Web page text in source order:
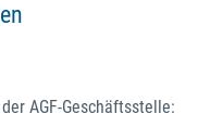
AGF-Geschäftsstelle: